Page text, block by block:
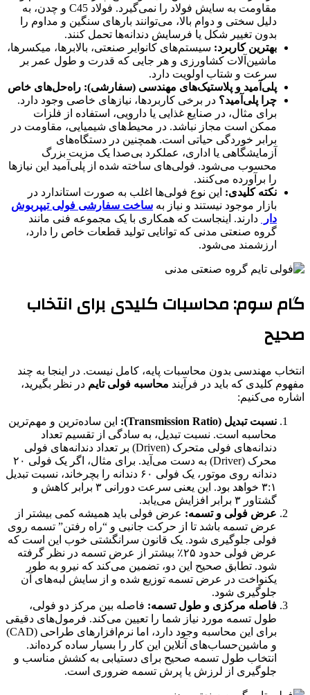
مقاومت به سایش فولاد را نمی‌گیرد. فولاد C45 و چدن، به
دلیل سختی و دوام بالا، می‌توانند بارهای سنگین و مداوم را
بدون تغییر شکل یا فرسایش دندانه‌ها تحمل کنند.
بهترین کاربرد: سیستم‌های کانوایر صنعتی، بالابرها، میکسرها،
ماشین‌آلات کشاورزی و هر جایی که قدرت و طول عمر بر
سرعت و شتاب اولویت دارد.
پلی‌آمید و پلاستیک‌های مهندسی (سفارشی): راه‌حل‌های خاص
چرا پلی‌آمید؟ در برخی کاربردها، نیازهای خاصی وجود دارد.
برای مثال، در صنایع غذایی یا دارویی، استفاده از فلزات
ممکن است مجاز نباشد. در محیط‌های شیمیایی، مقاومت در
برابر خوردگی حیاتی است. همچنین در دستگاه‌های
آزمایشگاهی یا اداری، عملکرد بی‌صدا یک مزیت بزرگ
محسوب می‌شود. فولی‌های ساخته شده از پلی‌آمید این نیازها
را برآورده می‌کنند.
نکته کلیدی: این نوع فولی‌ها اغلب به صورت استاندارد در
بازار موجود نیستند و نیاز به ساخت سفارشی فولی تیپربوش
دار
دارند. اینجاست که همکاری با یک مجموعه فنی مانند
گروه صنعتی مدنی که توانایی تولید قطعات خاص را دارد،
ارزشمند می‌شود.
گام سوم: محاسبات کلیدی برای انتخاب
صحیح
انتخاب مهندسی بدون محاسبات پایه، کامل نیست. در اینجا به چند
مفهوم کلیدی که باید در فرآیند محاسبه فولی تایم در نظر بگیرید،
اشاره می‌کنیم:
نسبت تبدیل (Transmission Ratio):
این ساده‌ترین و مهم‌ترین
محاسبه است. نسبت تبدیل، به سادگی از تقسیم تعداد
دندانه‌های فولی متحرک (Driven) بر تعداد دندانه‌های فولی
محرک (Driver) به دست می‌آید. برای مثال، اگر یک فولی ۲۰
دندانه روی موتور، یک فولی ۶۰ دندانه را بچرخاند، نسبت تبدیل
۳:۱ خواهد بود. این یعنی سرعت دورانی ۳ برابر کاهش و
گشتاور ۳ برابر افزایش می‌یابد.
عرض فولی و تسمه: عرض فولی باید همیشه کمی بیشتر از
عرض تسمه باشد تا از حرکت جانبی و “راه رفتن” تسمه روی
فولی جلوگیری شود. یک قانون سرانگشتی خوب این است که
عرض فولی حدود ۲۵٪ بیشتر از عرض تسمه در نظر گرفته
شود. تطابق صحیح این دو، تضمین می‌کند که نیرو به طور
یکنواخت در عرض تسمه توزیع شده و از سایش لبه‌های آن
جلوگیری شود.
فاصله مرکزی و طول تسمه: فاصله بین مرکز دو فولی،
طول تسمه مورد نیاز شما را تعیین می‌کند. فرمول‌های دقیقی
برای این محاسبه وجود دارد، اما نرم‌افزارهای طراحی (CAD)
و ماشین‌حساب‌های آنلاین این کار را بسیار ساده کرده‌اند.
انتخاب طول تسمه صحیح برای دستیابی به کشش مناسب و
جلوگیری از لرزش یا پرش تسمه ضروری است.